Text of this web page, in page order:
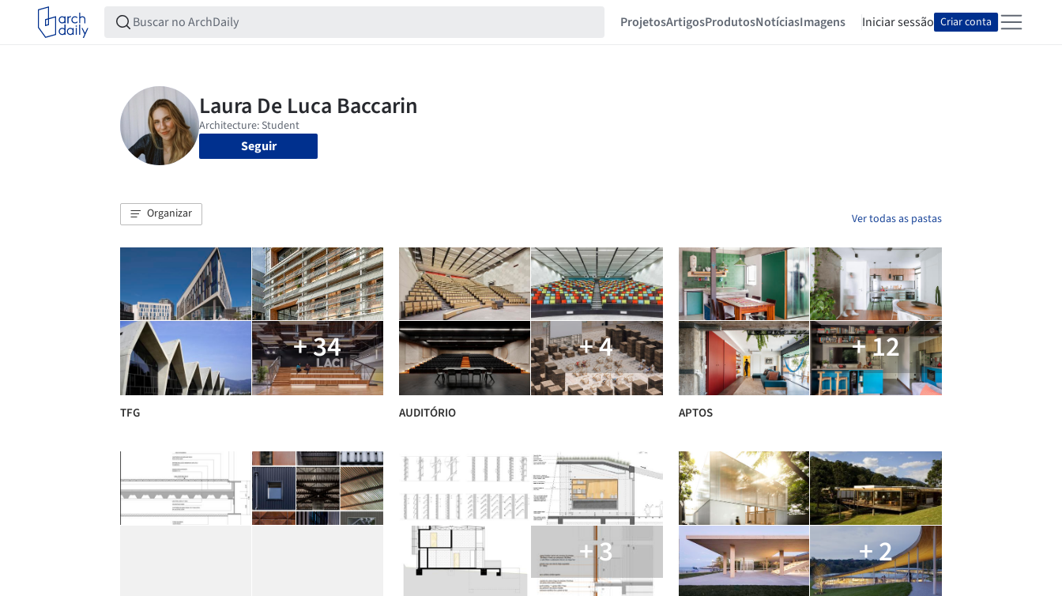
ProjetosArtigosProdutosNotíciasImagens Iniciar sessão Criar conta
Seguir
Organizar Ver todas as pastas
+ 34
TFG
+ 4
AUDITÓRIO
+ 12
APTOS
+ 3 + 2